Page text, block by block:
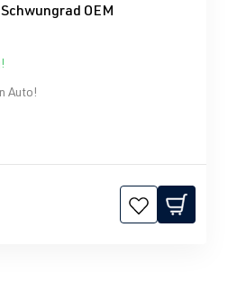
OEM
Auto!